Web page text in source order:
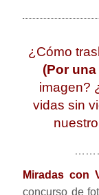
¿Cómo
(Por
imagen?
vidas sin
Miradas con
concurso de